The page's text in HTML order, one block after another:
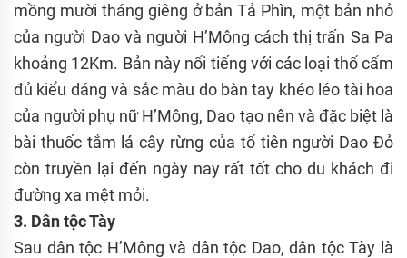
mồng mười tháng giêng ở bản Tả Phìn, một bản nhỏ
của người Dao và người H’Mông cách thị trấn Sa Pa
khoảng 12Km. Bản này nổi tiếng với các loại thổ cẩm
đủ kiểu dáng và sắc màu do bàn tay khéo léo tài hoa
của người phụ nữ H’Mông, Dao tạo nên và đặc biệt là
bài thuốc tắm lá cây rừng của tổ tiên người Dao Đỏ
còn truyền lại đến ngày nay rất tốt cho du khách đi
đường xa mệt mỏi.
3. Dân tộc Tày
Sau dân tộc H’Mông và dân tộc Dao, dân tộc Tày là